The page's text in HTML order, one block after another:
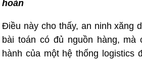
hoàn
Điều này cho thấy, an ninh xăng
bài toán có đủ nguồn hàng,
hành của một hệ thống logistics